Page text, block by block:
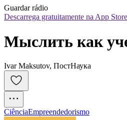
Guardar rádio
Descarrega gratuitamente na App Store
Мыслить как
Ivar Maksutov, ПостНаука
CiênciaEmpreendedorismo